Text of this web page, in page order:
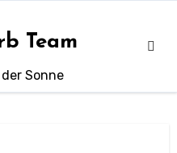
Team
Sonne